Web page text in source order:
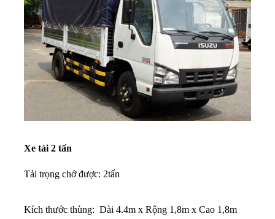
Xe tải 2 tấn
Tải trọng chở được: 2tấn
Kích thước thùng: Dài 4.4m x Rộng 1,8m x Cao 1,8m